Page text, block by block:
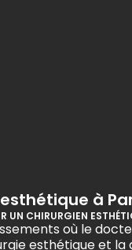
à
UN CHIRURGIEN
où le
esthétique et